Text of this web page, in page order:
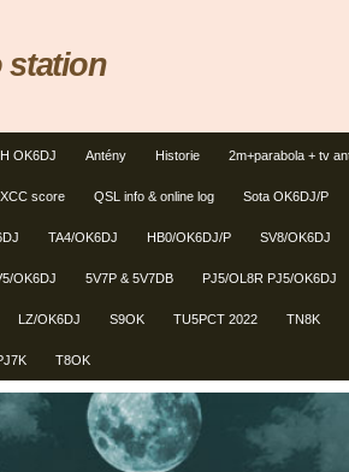
OK6DJ Antény Historie 2m+parabola + tv
score QSL info & online log Sota OK6DJ/P
TA4/OK6DJ HB0/OK6DJ/P SV8/OK6DJ
OK6DJ 5V7P & 5V7DB PJ5/OL8R PJ5/OK6DJ
LZ/OK6DJ S9OK TU5PCT 2022 TN8K
T8OK
station